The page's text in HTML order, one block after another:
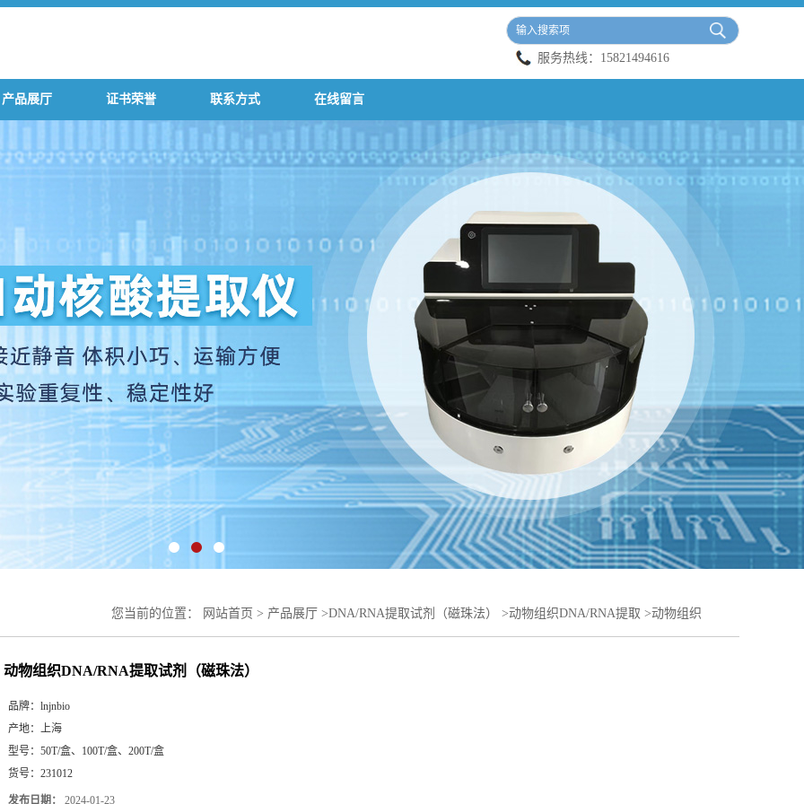
服务热线： 15821494616
产品展厅 证书荣誉 联系方式 在线留言
您当前的位置： 网站首页 > 产品展厅 >DNA/RNA提取试剂（磁珠法） >动物组织DNA/RNA提取 >动物组织
动物组织DNA/RNA提取试剂（磁珠法）
品牌： lnjnbio
产地： 上海
型号： 50T/盒、100T/盒、200T/盒
货号： 231012
发布日期： 2024-01-23